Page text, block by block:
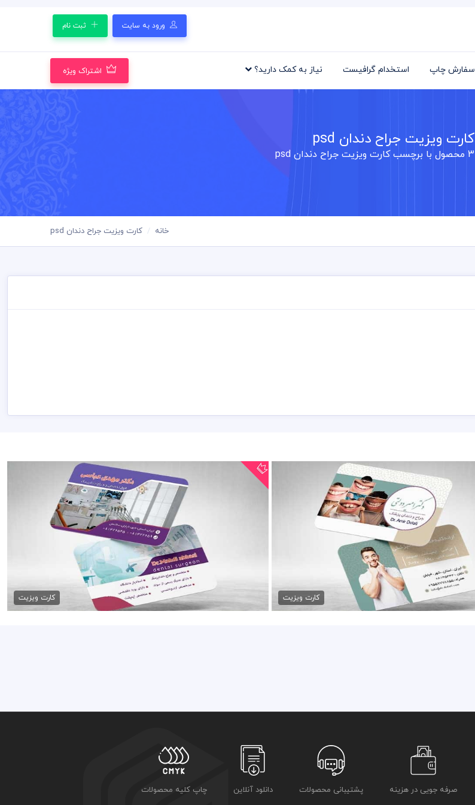
ورود به سایت ثبت نام
سفارش چاپ استخدام گرافیست نیاز به کمک دارید؟ اشتراک ویژه
کارت ویزیت جراح دندان psd
3 محصول با برچسب کارت ویزیت جراح دندان psd
خانه کارت ویزیت جراح دندان psd
طرح کارت ویزیت جراح دندان
79,000 تومان
کارت ویزیت
کارت ویزیت جراح دندان
79,000 تومان
کارت ویزیت
صرفه جویی در هزینه پشتیبانی محصولات دانلود آنلاین چاپ کلیه محصولات